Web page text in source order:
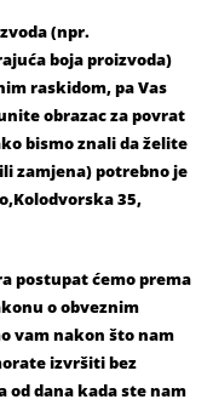
(npr.
boja proizvoda)
raskidom, pa Vas
obrazac za povrat
bismo znali da želite
zamjena) potrebno je
35,
postupat ćemo prema
o obveznim
vam nakon što nam
izvršiti bez
od dana kada ste nam